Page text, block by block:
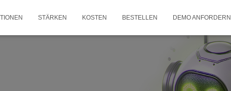
STÄRKEN KOSTEN BESTELLEN DEMO ANFORDERN